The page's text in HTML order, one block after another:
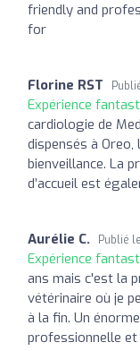
friendly and
for
Florine RST
Expérience
cardiologie de
dispensés à
bienveillance. La
d’accueil est
Aurélie C. Publié le
Expérience
ans mais c'est la
vétérinaire où je
à la fin. Un
professionnelle